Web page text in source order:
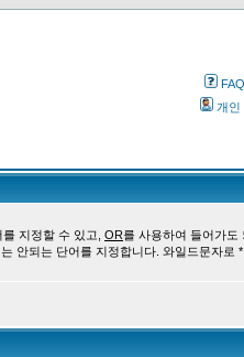
FAQ
개인
지정할 수 있고, OR를 사용하여 들어가도
안되는 단어를 지정합니다. 와일드문자로